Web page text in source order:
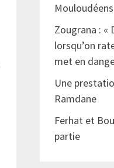
Mouloudéens
Zougrana : «
lorsqu’on
met en
Une
Ramdane
Ferhat et
partie